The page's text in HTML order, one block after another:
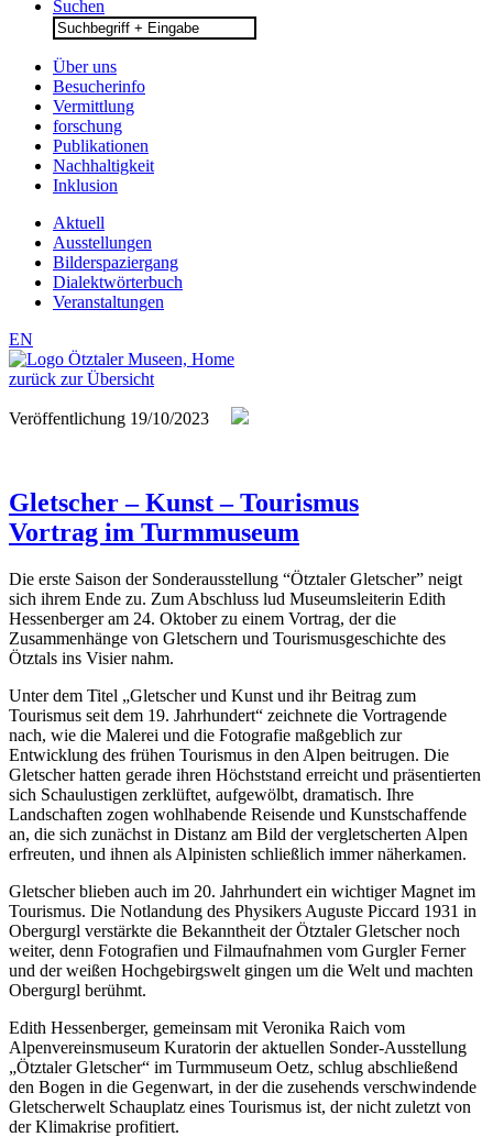
Suchen
Search
for:
Über uns
Besucherinfo
Vermittlung
forschung
Publikationen
Nachhaltigkeit
Inklusion
Aktuell
Ausstellungen
Bilderspaziergang
Dialektwörterbuch
Veranstaltungen
EN
zurück zur Übersicht
Veröffentlichung 19/10/2023
Gletscher – Kunst – Tourismus
Vortrag im Turmmuseum
Die erste Saison der Sonderausstellung “Ötztaler Gletscher” neigt
sich ihrem Ende zu. Zum Abschluss lud Museumsleiterin Edith
Hessenberger am 24. Oktober zu einem Vortrag, der die
Zusammenhänge von Gletschern und Tourismusgeschichte des
Ötztals ins Visier nahm.
Unter dem Titel „Gletscher und Kunst und ihr Beitrag zum
Tourismus seit dem 19. Jahrhundert“ zeichnete die Vortragende
nach, wie die Malerei und die Fotografie maßgeblich zur
Entwicklung des frühen Tourismus in den Alpen beitrugen. Die
Gletscher hatten gerade ihren Höchststand erreicht und präsentierten
sich Schaulustigen zerklüftet, aufgewölbt, dramatisch. Ihre
Landschaften zogen wohlhabende Reisende und Kunstschaffende
an, die sich zunächst in Distanz am Bild der vergletscherten Alpen
erfreuten, und ihnen als Alpinisten schließlich immer näherkamen.
Gletscher blieben auch im 20. Jahrhundert ein wichtiger Magnet im
Tourismus. Die Notlandung des Physikers Auguste Piccard 1931 in
Obergurgl verstärkte die Bekanntheit der Ötztaler Gletscher noch
weiter, denn Fotografien und Filmaufnahmen vom Gurgler Ferner
und der weißen Hochgebirgswelt gingen um die Welt und machten
Obergurgl berühmt.
Edith Hessenberger, gemeinsam mit Veronika Raich vom
Alpenvereinsmuseum Kuratorin der aktuellen Sonder-Ausstellung
„Ötztaler Gletscher“ im Turmmuseum Oetz, schlug abschließend
den Bogen in die Gegenwart, in der die zusehends verschwindende
Gletscherwelt Schauplatz eines Tourismus ist, der nicht zuletzt von
der Klimakrise profitiert.